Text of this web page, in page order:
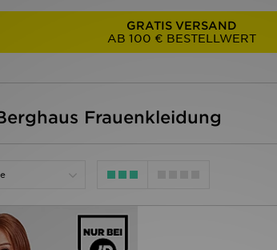
GRATIS VERSAND
AB 100 € BESTELLWERT
Frauenkleidung